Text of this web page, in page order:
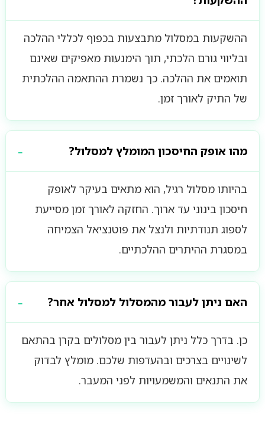
ההשקעות במסלול מתבצעות בכפוף לכללי ההלכה
ובליווי גורם הלכתי, תוך הימנעות מאפיקים שאינם
תואמים את ההלכה. כך נשמרת ההתאמה ההלכתית
של התיק לאורך זמן.
מהו אופק החיסכון המומלץ למסלול?
בהיותו מסלול רגיל, הוא מתאים בעיקר לאופק
חיסכון בינוני עד ארוך. החזקה לאורך זמן מסייעת
לספוג תנודתיות ולנצל את פוטנציאל הצמיחה
במסגרת ההיתרים ההלכתיים.
האם ניתן לעבור מהמסלול למסלול אחר?
כן. בדרך כלל ניתן לעבור בין מסלולים בקרן בהתאם
לשינויים בצרכים ובהעדפות שלכם. מומלץ לבדוק
את התנאים והמשמעויות לפני המעבר.